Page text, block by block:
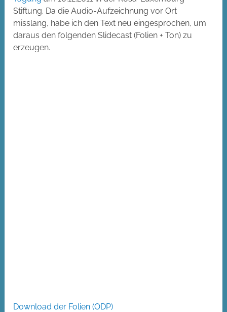
Stiftung. Da die Audio-Aufzeichnung vor Ort
misslang, habe ich den Text neu eingesprochen, um
daraus den folgenden Slidecast (Folien + Ton) zu
erzeugen.
Download der Folien (ODP)